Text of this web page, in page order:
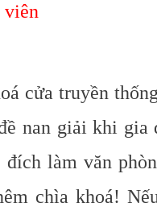
viên
cửa truyền
nan giải khi
đích làm văn
chìa khoá!